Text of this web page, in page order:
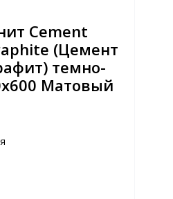
Cement
(Цемент
темно-
Матовый